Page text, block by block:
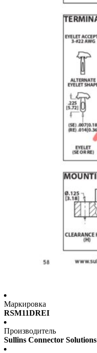
Маркировка
RSM11DREI
Производитель
Sullins Connector Solutions